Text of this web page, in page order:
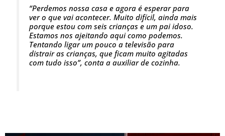
“Perdemos nossa casa e agora é esperar para
ver o que vai acontecer. Muito difícil, ainda mais
porque estou com seis crianças e um pai idoso.
Estamos nos ajeitando aqui como podemos.
Tentando ligar um pouco a televisão para
distrair as crianças, que ficam muito agitadas
com tudo isso”, conta a auxiliar de cozinha.